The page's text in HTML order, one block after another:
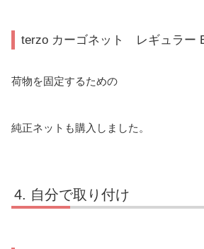
terzo カーゴネット レギュラー
荷物を固定するための
純正ネットも購入しました。
自分で取り付け